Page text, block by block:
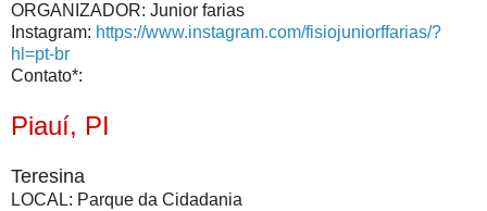
ORGANIZADOR: Junior farias
Instagram: https://www.instagram.com/fisiojuniorffarias/?
hl=pt-br
Contato*:
Piauí, PI
Teresina
LOCAL: Parque da Cidadania